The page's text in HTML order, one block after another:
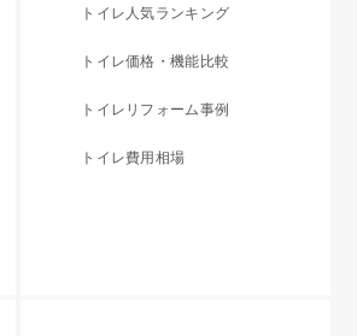
トイレ人気ランキング
トイレ価格・機能比較
トイレリフォーム事例
トイレ費用相場